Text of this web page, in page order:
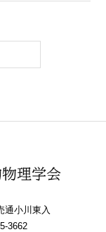
通小川東入
3662